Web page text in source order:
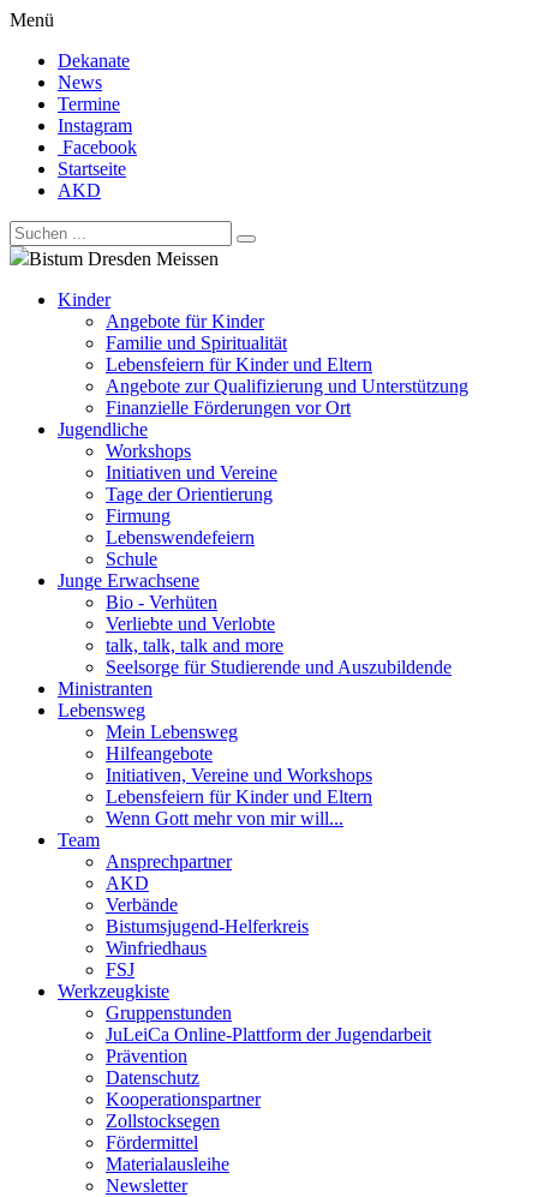
Menü
Dekanate
News
Termine
Instagram
Facebook
Startseite
AKD
Bistum Dresden Meissen
Kinder
Angebote für Kinder
Familie und Spiritualität
Lebensfeiern für Kinder und Eltern
Angebote zur Qualifizierung und Unterstützung
Finanzielle Förderungen vor Ort
Jugendliche
Workshops
Initiativen und Vereine
Tage der Orientierung
Firmung
Lebenswendefeiern
Schule
Junge Erwachsene
Bio - Verhüten
Verliebte und Verlobte
talk, talk, talk and more
Seelsorge für Studierende und Auszubildende
Ministranten
Lebensweg
Mein Lebensweg
Hilfeangebote
Initiativen, Vereine und Workshops
Lebensfeiern für Kinder und Eltern
Wenn Gott mehr von mir will...
Team
Ansprechpartner
AKD
Verbände
Bistumsjugend-Helferkreis
Winfriedhaus
FSJ
Werkzeugkiste
Gruppenstunden
JuLeiCa Online-Plattform der Jugendarbeit
Prävention
Datenschutz
Kooperationspartner
Zollstocksegen
Fördermittel
Materialausleihe
Newsletter